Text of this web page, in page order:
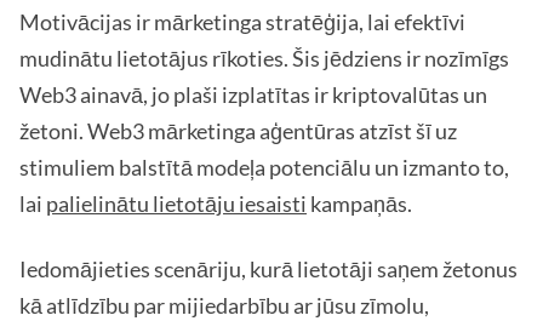
Motivācijas ir mārketinga stratēģija, lai efektīvi
mudinātu lietotājus rīkoties. Šis jēdziens ir nozīmīgs
Web3 ainavā, jo plaši izplatītas ir kriptovalūtas un
žetoni. Web3 mārketinga aģentūras atzīst šī uz
stimuliem balstītā modeļa potenciālu un izmanto to,
lai palielinātu lietotāju iesaisti kampaņās.
Iedomājieties scenāriju, kurā lietotāji saņem žetonus
kā atlīdzību par mijiedarbību ar jūsu zīmolu,